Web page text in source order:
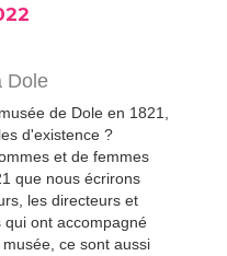
Dole
de Dole en 1821,
d'existence ?
et de femmes
que nous écrirons
les directeurs et
qui ont accompagné
ce sont aussi